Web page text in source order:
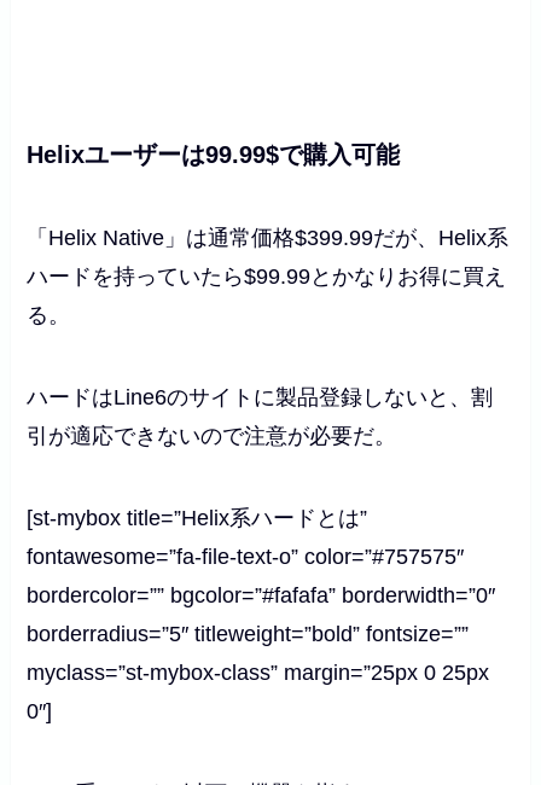
Helixユーザーは99.99$で購入可能
「Helix Native」は通常価格$399.99だが、Helix系
ハードを持っていたら$99.99とかなりお得に買え
る。
ハードはLine6のサイトに製品登録しないと、割
引が適応できないので注意が必要だ。
[st-mybox title=”Helix系ハードとは”
fontawesome=”fa-file-text-o” color=”#757575″
bordercolor=”” bgcolor=”#fafafa” borderwidth=”0″
borderradius=”5″ titleweight=”bold” fontsize=””
myclass=”st-mybox-class” margin=”25px 0 25px
0″]